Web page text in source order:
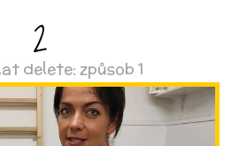
2
delete: způsob 1